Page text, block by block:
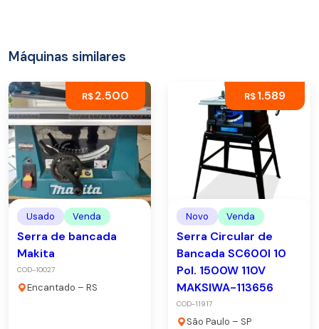
Máquinas similares
R$2.500
Usado Venda
Serra de bancada
Makita
COD-10027
Encantado – RS
R$1.589
Novo Venda
Serra Circular de
Bancada SC600I 10
Pol. 1500W 110V
MAKSIWA-113656
COD-11917
São Paulo – SP